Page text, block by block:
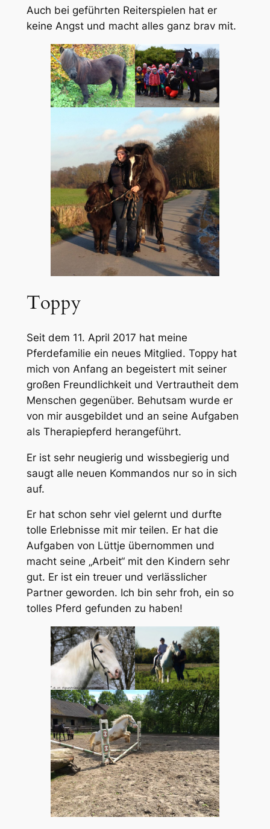
Auch bei geführten Reiterspielen hat er
keine Angst und macht alles ganz brav mit.
Toppy
Seit dem 11. April 2017 hat meine
Pferdefamilie ein neues Mitglied. Toppy hat
mich von Anfang an begeistert mit seiner
großen Freundlichkeit und Vertrautheit dem
Menschen gegenüber. Behutsam wurde er
von mir ausgebildet und an seine Aufgaben
als Therapiepferd herangeführt.
Er ist sehr neugierig und wissbegierig und
saugt alle neuen Kommandos nur so in sich
auf.
Er hat schon sehr viel gelernt und durfte
tolle Erlebnisse mit mir teilen. Er hat die
Aufgaben von Lüttje übernommen und
macht seine „Arbeit“ mit den Kindern sehr
gut. Er ist ein treuer und verlässlicher
Partner geworden. Ich bin sehr froh, ein so
tolles Pferd gefunden zu haben!